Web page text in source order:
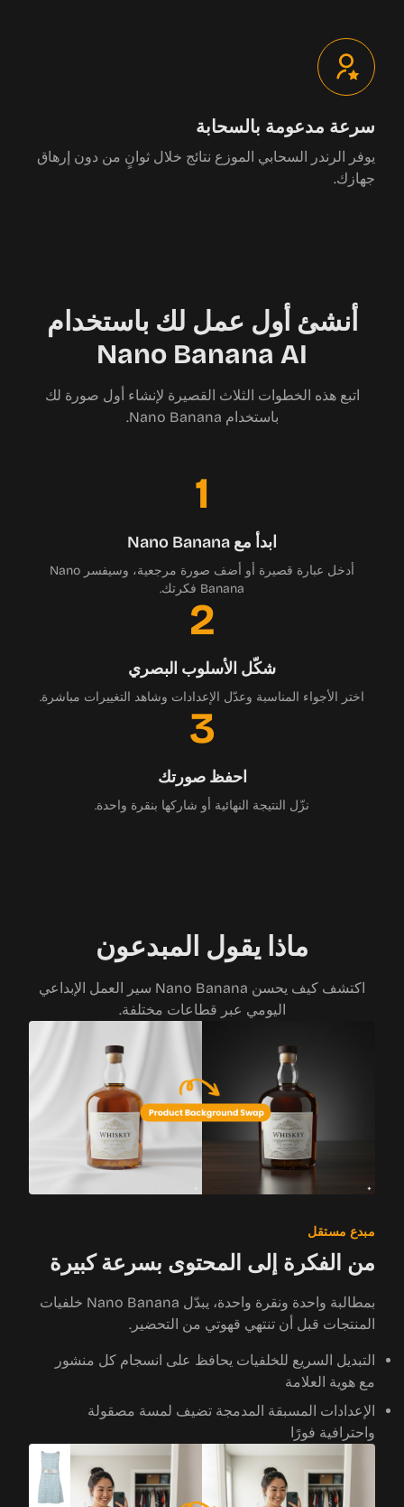
سرعة مدعومة بالسحابة
يوفر الرندر السحابي الموزع نتائج خلال ثوانٍ من دون إرهاق
جهازك.
أنشئ أول عمل لك باستخدام
Nano Banana AI
اتبع هذه الخطوات الثلاث القصيرة لإنشاء أول صورة لك
باستخدام Nano Banana.
1
ابدأ مع Nano Banana
أدخل عبارة قصيرة أو أضف صورة مرجعية، وسيفسر Nano
Banana فكرتك.
2
شكّل الأسلوب البصري
اختر الأجواء المناسبة وعدّل الإعدادات وشاهد التغييرات مباشرة.
3
احفظ صورتك
نزّل النتيجة النهائية أو شاركها بنقرة واحدة.
ماذا يقول المبدعون
اكتشف كيف يحسن Nano Banana سير العمل الإبداعي
اليومي عبر قطاعات مختلفة.
مبدع مستقل
من الفكرة إلى المحتوى بسرعة كبيرة
بمطالبة واحدة ونقرة واحدة، يبدّل Nano Banana خلفيات
المنتجات قبل أن تنتهي قهوتي من التحضير.
التبديل السريع للخلفيات يحافظ على انسجام كل منشور
مع هوية العلامة
الإعدادات المسبقة المدمجة تضيف لمسة مصقولة
واحترافية فورًا